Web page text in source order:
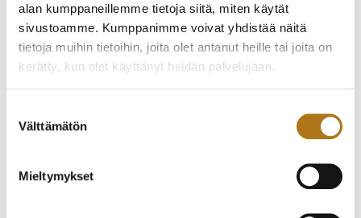
alan kumppaneillemme tietoja siitä, miten käytät
sivustoamme. Kumppanimme voivat yhdistää näitä
tietoja muihin tietoihin, joita olet antanut heille tai joita on
kerätty, kun olet käyttänyt heidän palvelujaan.
valinta
Välttämätön
Mieltymykset
FREDERIQUE
1 150,00